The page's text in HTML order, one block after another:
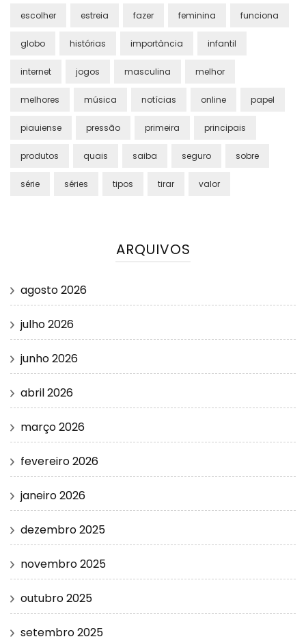
escolher estreia fazer feminina funciona
globo histórias importância infantil
internet jogos masculina melhor
melhores música notícias online papel
piauiense pressão primeira principais
produtos quais saiba seguro sobre
série séries tipos tirar valor
ARQUIVOS
agosto 2026
julho 2026
junho 2026
abril 2026
março 2026
fevereiro 2026
janeiro 2026
dezembro 2025
novembro 2025
outubro 2025
setembro 2025